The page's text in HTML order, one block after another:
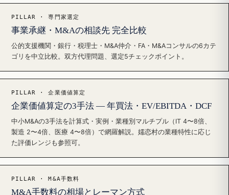
PILLAR · 専門家選定
事業承継・M&Aの相談先 完全比較
公的支援機関・銀行・税理士・M&A仲介・FA・M&Aコンサルの6カテ
ゴリを中立比較。双方代理問題、選定5チェックポイント。
PILLAR · 企業価値算定
企業価値算定の3手法 — 年買法・EV/EBITDA・DCF
中小M&Aの3手法を計算式・実例・業種別マルチプル（IT 4〜8倍、
製造 2〜4倍、医療 4〜8倍）で網羅解説。嬬恋村の業種特性に応じ
た評価レンジも参照可。
PILLAR · M&A手数料
M&A手数料の相場とレーマン方式